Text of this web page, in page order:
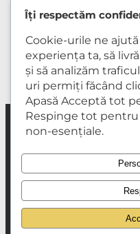
Mobilă la comandă
Regulament
© Wood Studio
Îți respectăm
Cookie-urile ne
experiența ta, să
și să analizăm
uri permiți făcând
Apasă Acceptă tot
Respinge tot pentru
non-esențiale.